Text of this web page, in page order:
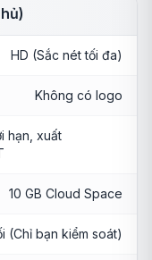
HD (Sắc nét tối đa)
Không có logo
hạn, xuất
10 GB Cloud Space
(Chỉ bạn kiểm soát)